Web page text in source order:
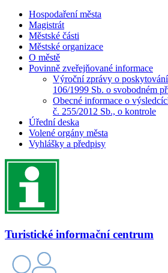
Hospodaření města
Magistrát
Městské části
Městské organizace
O městě
Povinně zveřejňované informace
Výroční zprávy o
106/1999 Sb. o svobodném
Obecné informace o
č. 255/2012 Sb., o kontrole
Úřední deska
Volené orgány města
Vyhlášky a předpisy
Turistické informační centrum